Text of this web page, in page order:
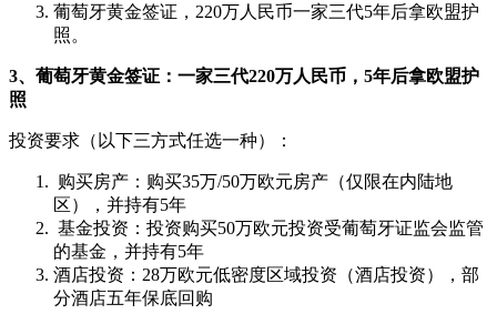
葡萄牙黄金签证，220万人民币一家三代5年后拿欧盟护
照。
3、葡萄牙黄金签证：一家三代220万人民币，5年后拿欧盟护
照
投资要求（以下三方式任选一种）：
购买房产：购买35万/50万欧元房产（仅限在内陆地
区），并持有5年
基金投资：投资购买50万欧元投资受葡萄牙证监会监管
的基金，并持有5年
酒店投资：28万欧元低密度区域投资（酒店投资），部
分酒店五年保底回购